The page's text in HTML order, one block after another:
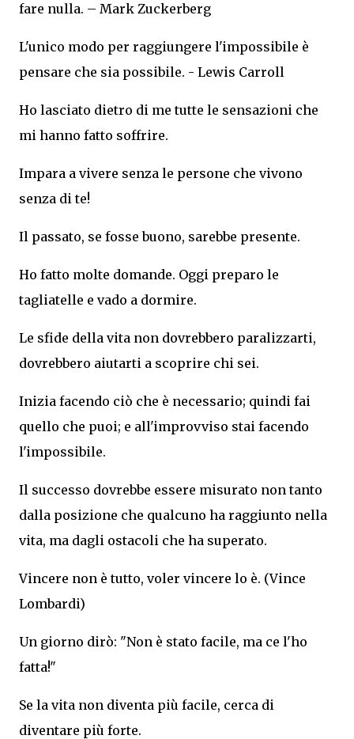
fare nulla. – Mark Zuckerberg
L'unico modo per raggiungere l'impossibile è
pensare che sia possibile. - Lewis Carroll
Ho lasciato dietro di me tutte le sensazioni che
mi hanno fatto soffrire.
Impara a vivere senza le persone che vivono
senza di te!
Il passato, se fosse buono, sarebbe presente.
Ho fatto molte domande. Oggi preparo le
tagliatelle e vado a dormire.
Le sfide della vita non dovrebbero paralizzarti,
dovrebbero aiutarti a scoprire chi sei.
Inizia facendo ciò che è necessario; quindi fai
quello che puoi; e all'improvviso stai facendo
l'impossibile.
Il successo dovrebbe essere misurato non tanto
dalla posizione che qualcuno ha raggiunto nella
vita, ma dagli ostacoli che ha superato.
Vincere non è tutto, voler vincere lo è. (Vince
Lombardi)
Un giorno dirò: "Non è stato facile, ma ce l'ho
fatta!"
Se la vita non diventa più facile, cerca di
diventare più forte.